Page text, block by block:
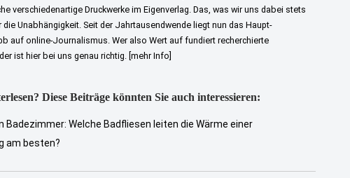
verschiedenartige Druckwerke im Eigenverlag. Das, was wir uns dabei stets
Unabhängigkeit. Seit der Jahrtausendwende liegt nun das Haupt-
auf online-Journalismus. Wer also Wert auf fundiert recherchierte
ist hier bei uns genau richtig. [mehr Info]
Diese Beiträge könnten Sie auch interessieren:
Badezimmer: Welche Badfliesen leiten die Wärme einer
am besten?